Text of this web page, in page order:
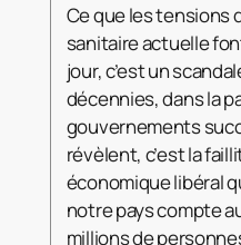
Ce que les tensions
sanitaire actuelle
jour, c’est un
décennies, dans la
gouvernements
révèlent, c’est la
économique libéral
notre pays compte
millions de